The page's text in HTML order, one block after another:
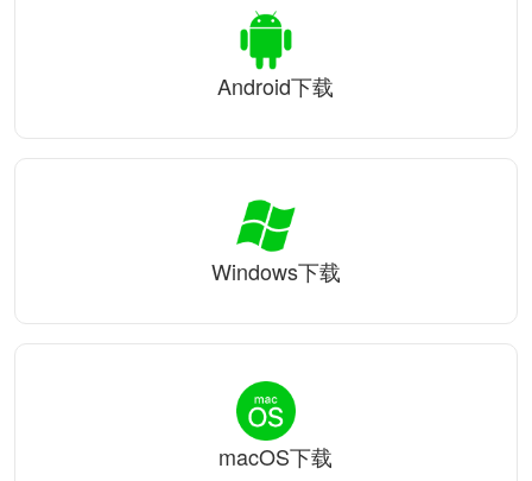
Android下载
Windows下载
macOS下载